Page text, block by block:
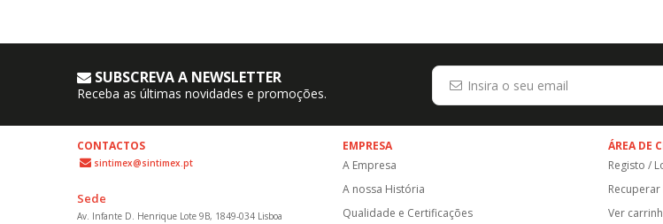
SUBSCREVA A NEWSLETTER
Receba as últimas novidades e promoções.
CONTACTOS
sintimex@sintimex.pt
Sede
Av. Infante D. Henrique Lote 9B, 1849-034 Lisboa
EMPRESA
A Empresa
A nossa História
Qualidade e Certificações
ÁREA DE
Registo /
Ver